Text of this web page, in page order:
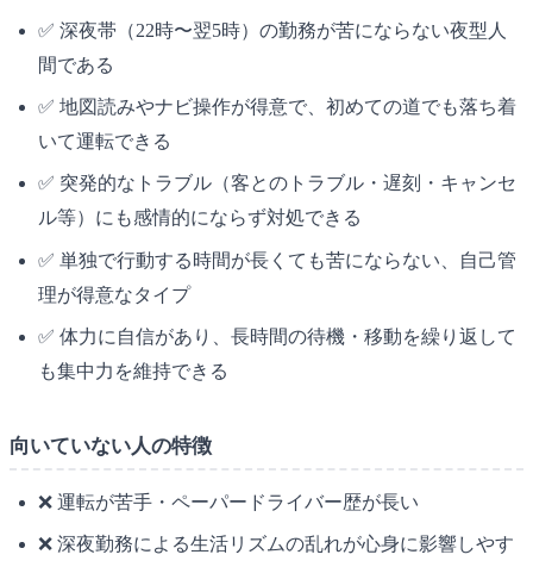
✅ 深夜帯（22時〜翌5時）の勤務が苦にならない夜型人
間である
✅ 地図読みやナビ操作が得意で、初めての道でも落ち着
いて運転できる
✅ 突発的なトラブル（客とのトラブル・遅刻・キャンセ
ル等）にも感情的にならず対処できる
✅ 単独で行動する時間が長くても苦にならない、自己管
理が得意なタイプ
✅ 体力に自信があり、長時間の待機・移動を繰り返して
も集中力を維持できる
向いていない人の特徴
❌ 運転が苦手・ペーパードライバー歴が長い
❌ 深夜勤務による生活リズムの乱れが心身に影響しやす